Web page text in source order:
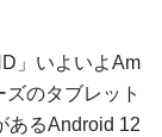
」いよいよAm
のタブレット
あるAndroid 12